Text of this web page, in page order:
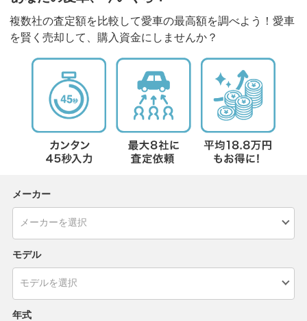
複数社の査定額を比較して愛車の最高額を調べよう！愛車
を賢く売却して、購入資金にしませんか？
メーカー
モデル
年式